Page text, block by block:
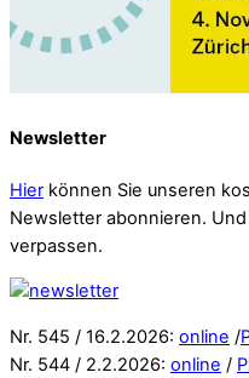
Newsletter
Hier können Sie unseren
Newsletter abonnieren.
verpassen.
Nr. 545 / 16.2.2026: online /
Nr. 544 / 2.2.2026: online /